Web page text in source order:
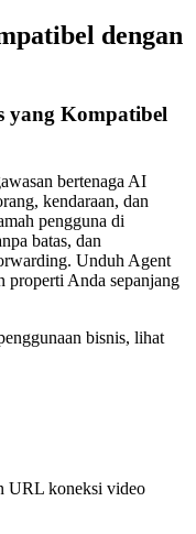
dengan
yang Kompatibel
bertenaga AI
kendaraan, dan
pengguna di
batas, dan
Unduh Agent
properti Anda sepanjang
bisnis, lihat
URL koneksi video